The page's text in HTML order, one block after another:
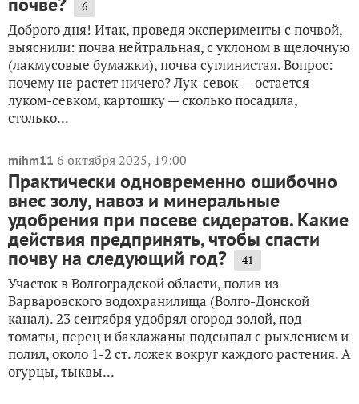
6
Доброго дня! Итак, проведя эксперименты с почвой,
выяснили: почва нейтральная, с уклоном в щелочную
(лакмусовые бумажки), почва суглинистая. Вопрос:
почему не растет ничего? Лук-севок — остается
луком-севком, картошку — сколько посадила,
столько...
mihm11 6 октября 2025, 19:00
Практически одновременно ошибочно
внес золу, навоз и минеральные
удобрения при посеве сидератов. Какие
действия предпринять, чтобы спасти
почву на следующий год? 41
Участок в Волгоградской области, полив из
Варваровского водохранилища (Волго-Донской
канал). 23 сентября удобрял огород золой, под
томаты, перец и баклажаны подсыпал с рыхлением и
полил, около 1-2 ст. ложек вокруг каждого растения. А
огурцы, тыквы...